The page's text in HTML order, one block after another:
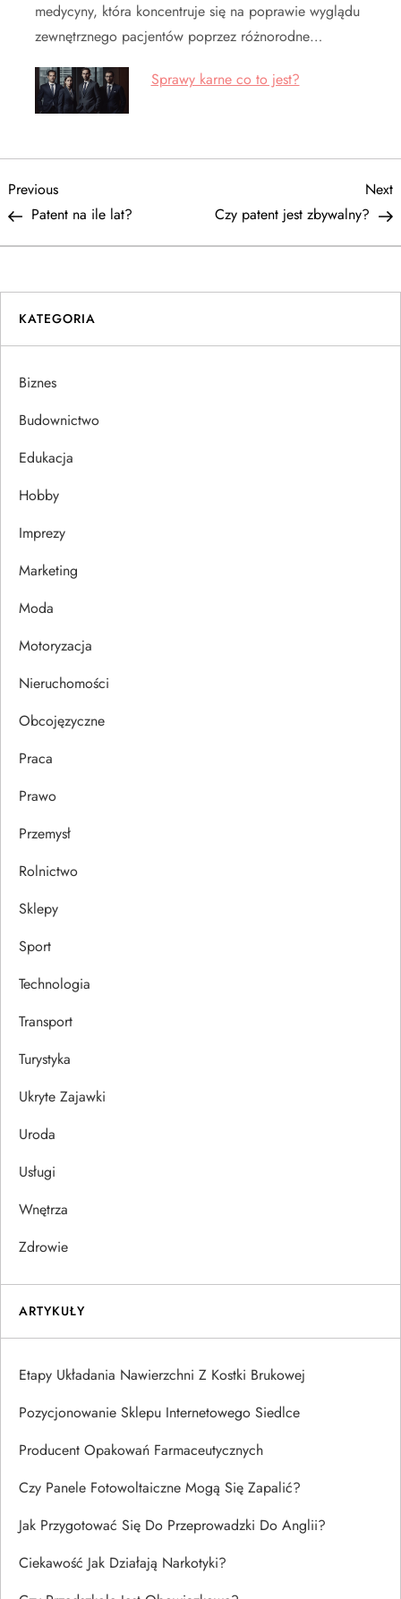
medycyny, która koncentruje się na poprawie wyglądu
zewnętrznego pacjentów poprzez różnorodne…
Sprawy karne co to jest?
N
a
w
g
a
c
a
w
p
u
Previous
Post
Previous
Patent na ile lat?
Next
Czy patent jest zbywalny?
KATEGORIA
Biznes
Budownictwo
Edukacja
Hobby
Imprezy
Marketing
Moda
Motoryzacja
Nieruchomości
Obcojęzyczne
Praca
Prawo
Przemysł
Rolnictwo
Sklepy
Sport
Technologia
Transport
Turystyka
Ukryte Zajawki
Uroda
Usługi
Wnętrza
Zdrowie
ARTYKUŁY
Etapy Układania Nawierzchni Z Kostki Brukowej
Pozycjonowanie Sklepu Internetowego Siedlce
Producent Opakowań Farmaceutycznych
Czy Panele Fotowoltaiczne Mogą Się Zapalić?
Jak Przygotować Się Do Przeprowadzki Do Anglii?
Ciekawość Jak Działają Narkotyki?